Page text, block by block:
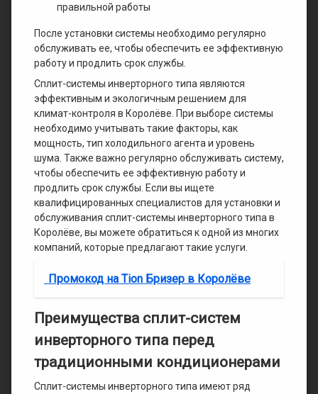
правильной работы
После установки системы необходимо регулярно
обслуживать ее, чтобы обеспечить ее эффективную
работу и продлить срок службы.
Сплит-системы инверторного типа являются
эффективным и экологичным решением для
климат-контроля в Королёве. При выборе системы
необходимо учитывать такие факторы, как
мощность, тип холодильного агента и уровень
шума. Также важно регулярно обслуживать систему,
чтобы обеспечить ее эффективную работу и
продлить срок службы. Если вы ищете
квалифицированных специалистов для установки и
обслуживания сплит-системы инверторного типа в
Королёве, вы можете обратиться к одной из многих
компаний, которые предлагают такие услуги.
Промокод на Tion Бризер в Королёве
Преимущества сплит-систем
инверторного типа перед
традиционными кондиционерами
Сплит-системы инверторного типа имеют ряд